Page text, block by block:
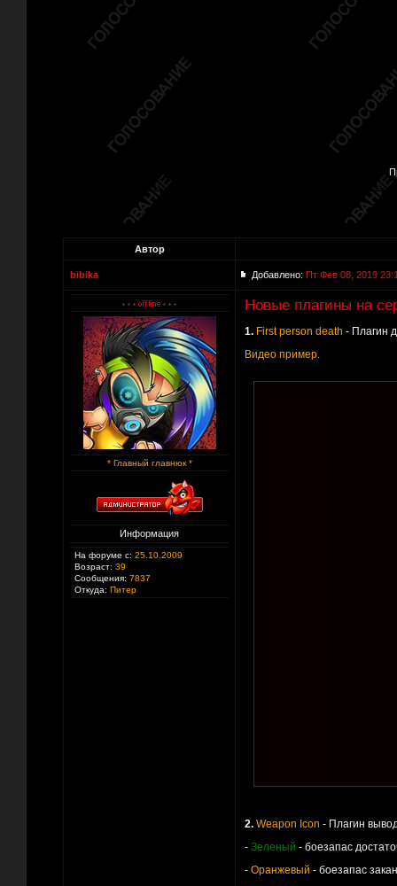
Автор
bibika Добавлено: Пт Фев 08, 2019
* Главный главнюк *
Информация
На форуме с: 25.10.2009
Возраст: 39
Сообщения: 7837
Откуда: Питер
Новые плагины на
1. First person death - Плагин
Видео пример.
2. Weapon Icon - Плагин
- Зеленый - боезапас
- Оранжевый - боезапас